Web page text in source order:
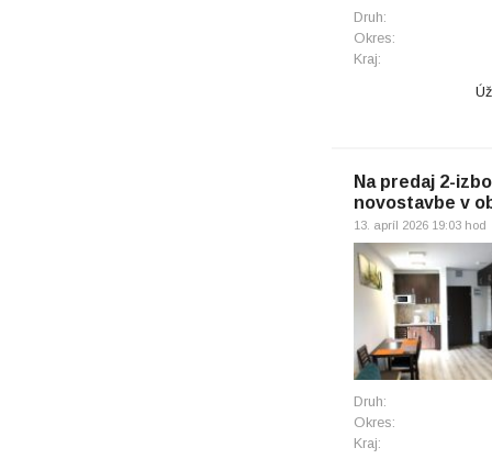
Druh:
Okres:
Kraj:
Na predaj 2-
novostavbe v
13. apríl 2026 19:03 hod
Druh:
Okres:
Kraj: